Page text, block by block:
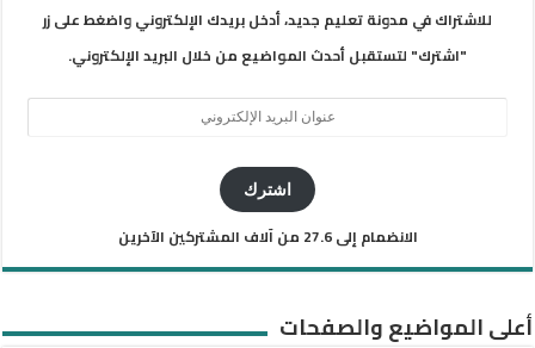
للاشتراك في مدونة تعليم جديد، أدخل بريدك الإلكتروني واضغط على زر
"اشترك" لتستقبل أحدث المواضيع من خلال البريد الإلكتروني.
اشترك
الانضمام إلى 27.6 من آلاف المشتركين الآخرين
أعلى المواضيع والصفحات